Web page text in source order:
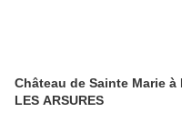
Château de Sainte Marie à
LES ARSURES